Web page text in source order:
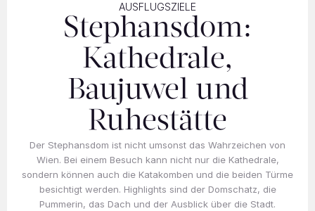
AUSFLUGSZIELE
Stephansdom:
Kathedrale,
Baujuwel und
Ruhestätte
Der Stephansdom ist nicht umsonst das Wahrzeichen von
Wien. Bei einem Besuch kann nicht nur die Kathedrale,
sondern können auch die Katakomben und die beiden Türme
besichtigt werden. Highlights sind der Domschatz, die
Pummerin, das Dach und der Ausblick über die Stadt.